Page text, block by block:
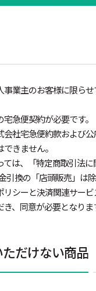
事業主のお客様に限ら
急便契約が必要です。
会社宅急便約款および
きません。
ては、「特定商取引法
引換の「店頭販売」は除
リシーと決済関連サー
、同意が必要となりま
だけない商品